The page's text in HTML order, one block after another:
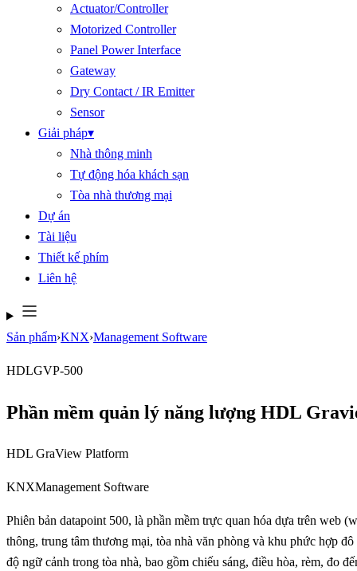
Actuator/Controller
Motorized Controller
Panel Power Interface
Gateway
Dry Contact / IR Emitter
Sensor
Giải pháp▾
Nhà thông minh
Tự động hóa khách sạn
Tòa nhà thương mại
Dự án
Tài liệu
Thiết kế phím
Liên hệ
Sản phẩm›KNX›Management Software
HDLGVP-500
Phần mềm quản lý năng lượng HDL
HDL GraView Platform
KNXManagement Software
Phiên bản datapoint 500, là phần mềm trực quan hóa dựa trên web
thông, trung tâm thương mại, tòa nhà văn phòng và khu phức hợp
độ ngữ cảnh trong tòa nhà, bao gồm chiếu sáng, điều hòa, rèm, đo